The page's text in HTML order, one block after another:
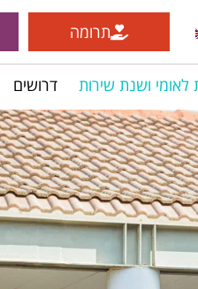
תרומה
לאומי ושנת שירות דרושים